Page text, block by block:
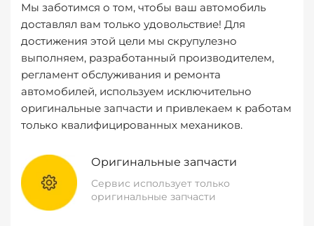
Мы заботимся о том, чтобы ваш автомобиль
доставлял вам только удовольствие! Для
достижения этой цели мы скрупулезно
выполняем, разработанный производителем,
регламент обслуживания и ремонта
автомобилей, используем исключительно
оригинальные запчасти и привлекаем к работам
только квалифицированных механиков.
Оригинальные запчасти
Сервис использует только
оригинальные запчасти